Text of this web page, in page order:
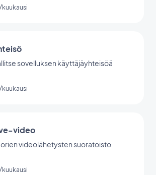
sovelluksen käyttäjäyhteisöä
video
videolähetysten suoratoisto